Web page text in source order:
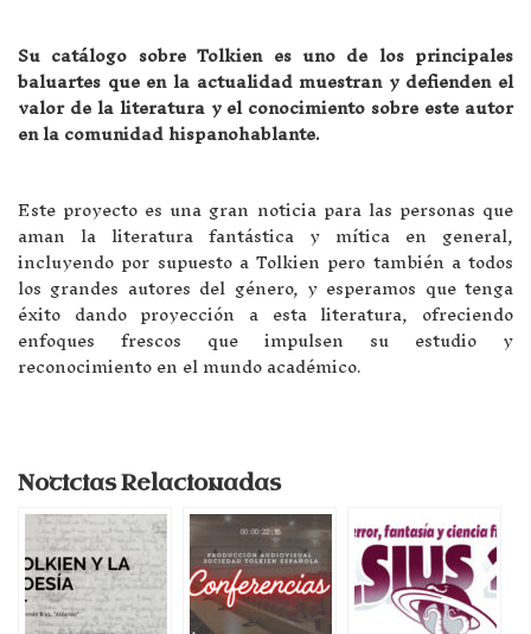
Su catálogo sobre Tolkien es uno de los principales
baluartes que en la actualidad muestran y defienden el
valor de la literatura y el conocimiento sobre este autor
en la comunidad hispanohablante.
Este proyecto es una gran noticia para las personas que
aman la literatura fantástica y mítica en general,
incluyendo por supuesto a Tolkien pero también a todos
los grandes autores del género, y esperamos que tenga
éxito dando proyección a esta literatura, ofreciendo
enfoques frescos que impulsen su estudio y
reconocimiento en el mundo académico.
Noticias Relacionadas